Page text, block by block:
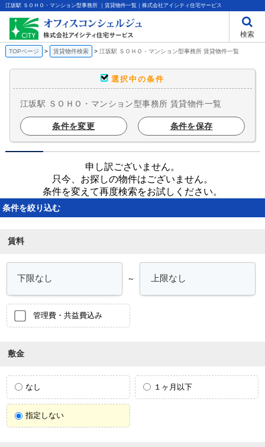
江坂駅 ＳＯＨＯ・マンション型事務所 ｜賃貸物件一覧｜株式会社アイシティ住宅サービス
検索
TOPページ 賃貸物件検索 江坂駅 ＳＯＨＯ・マンション型事務所 賃貸物件一覧
選択中の条件
江坂駅 ＳＯＨＯ・マンション型事務所 賃貸物件一覧
条件を変更 条件を保存
申し訳ございません。
只今、お探しの物件はございません。
条件を変えて再度検索をお試しください。
条件を絞り込む
賃料
～
管理費・共益費込み
敷金
なし １ヶ月以下
指定しない